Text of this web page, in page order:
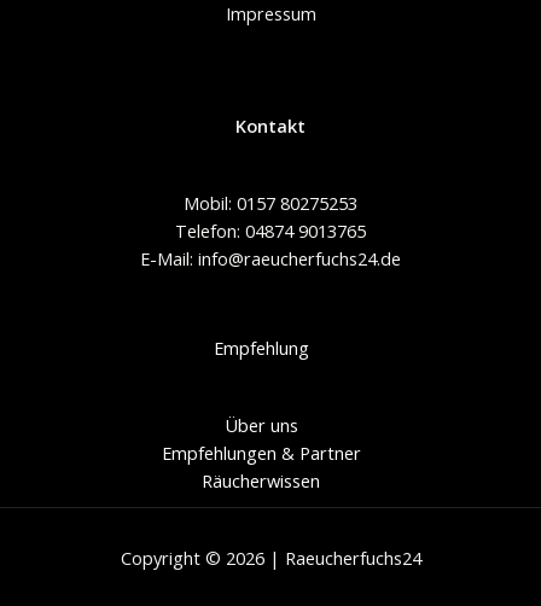
Impressum
Kontakt
Mobil: 0157 80275253
Telefon: 04874 9013765
E-Mail: info@raeucherfuchs24.de
Empfehlung
Über uns
Empfehlungen & Partner
Räucherwissen
Copyright © 2026 | Raeucherfuchs24